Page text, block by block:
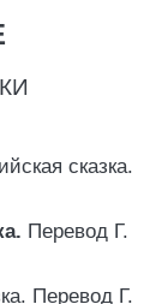
сказка.
Перевод Г.
Перевод Г.